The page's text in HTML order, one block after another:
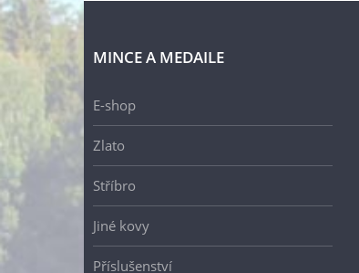
MINCE A MEDAILE
E-shop
Zlato
Stříbro
Jiné kovy
Příslušenství